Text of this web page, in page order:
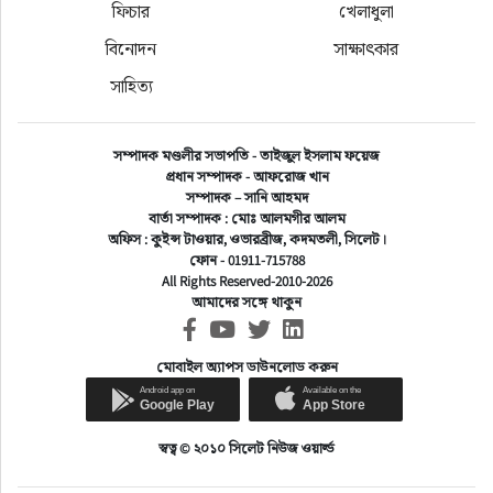
শেষদিন পর্যন্ত চলবে।
সিলেটে যথাযোগ্য মর্যাদায় জেনারেল
ওসমানীর ৪২তম
লেখক: সিলেট নিউজ ওয়ার্ল্ড
অ+
ফিচার
খেলাধুলা
বিনোদন
সাক্ষাৎকার
সাহিত্য
সম্পাদক মণ্ডলীর সভাপতি - তাইজুল ইসলাম ফয়েজ
প্রধান সম্পাদক - আফরোজ খান
সম্পাদক – সানি আহমদ
বার্তা সম্পাদক : মোঃ আলমগীর আলম
অফিস : কুইন্স টাওয়ার, ওভারব্রীজ, কদমতলী, সিলেট।
ফোন - 01911-715788
All Rights Reserved-2010-2026
আমাদের সঙ্গে থাকুন
মোবাইল অ্যাপস ডাউনলোড করুন
স্বত্ব © ২০১০ সিলেট নিউজ ওয়ার্ল্ড